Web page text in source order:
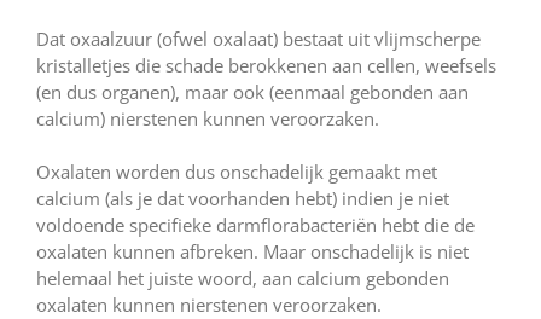
Dat oxaalzuur (ofwel oxalaat) bestaat uit vlijmscherpe
kristalletjes die schade berokkenen aan cellen, weefsels
(en dus organen), maar ook (eenmaal gebonden aan
calcium) nierstenen kunnen veroorzaken.
Oxalaten worden dus onschadelijk gemaakt met
calcium (als je dat voorhanden hebt) indien je niet
voldoende specifieke darmflorabacteriën hebt die de
oxalaten kunnen afbreken. Maar onschadelijk is niet
helemaal het juiste woord, aan calcium gebonden
oxalaten kunnen nierstenen veroorzaken.